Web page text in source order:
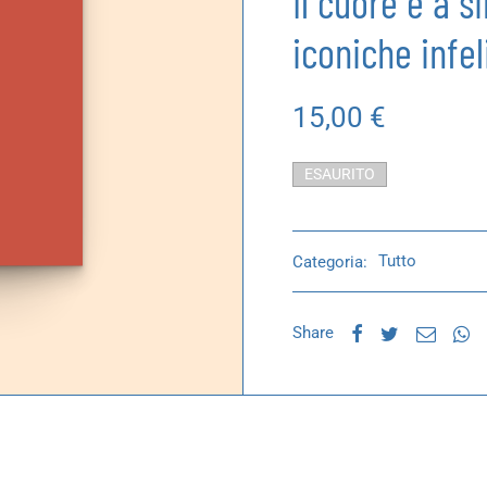
iconiche
15,00 €
ESAURITO
Categoria: Tutto
Share